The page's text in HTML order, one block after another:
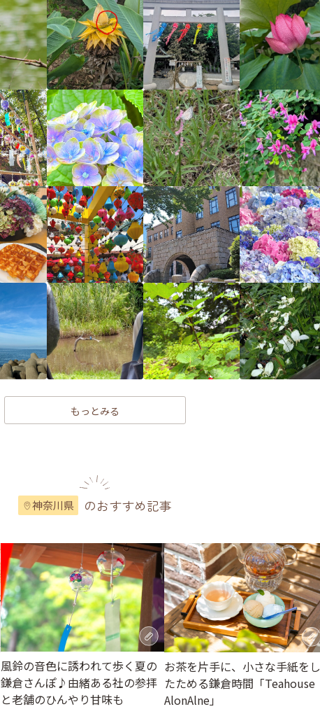
もっとみる
神奈川県 のおすすめ記事
風鈴の音色に誘われて歩く夏の
鎌倉さんぽ♪由緒ある社の参拝
と老舗のひんやり甘味も
お茶を片手に、小さな手紙をし
たためる鎌倉時間「Teahouse
AlonAlne」